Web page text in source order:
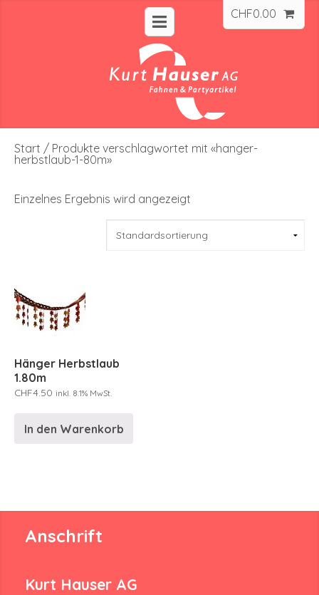
CHF0.00
Start / Produkte verschlagwortet mit «hanger-
herbstlaub-1-80m»
Einzelnes Ergebnis wird angezeigt
Hänger Herbstlaub
1.80m
CHF4.50 inkl. 8.1% MwSt.
In den Warenkorb
Anschrift
Kurt Hauser AG